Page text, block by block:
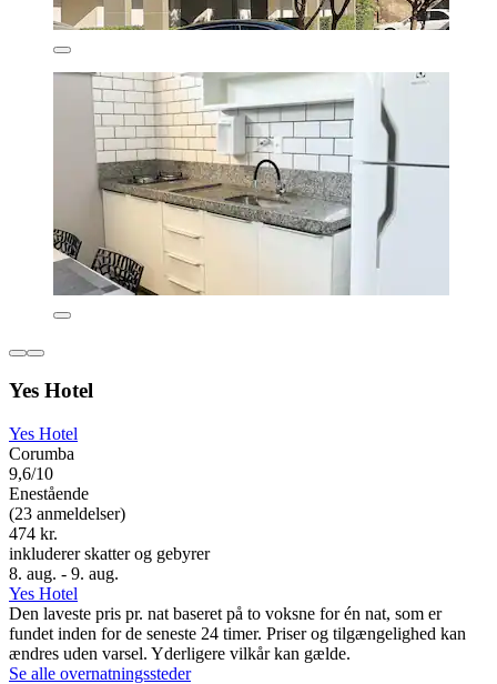
Yes Hotel
Yes Hotel
Corumba
9,6/10
Enestående
(23 anmeldelser)
474 kr.
inkluderer skatter og gebyrer
8. aug. - 9. aug.
Yes Hotel
Den laveste pris pr. nat baseret på to voksne for én nat, som er
fundet inden for de seneste 24 timer. Priser og tilgængelighed kan
ændres uden varsel. Yderligere vilkår kan gælde.
Se alle overnatningssteder